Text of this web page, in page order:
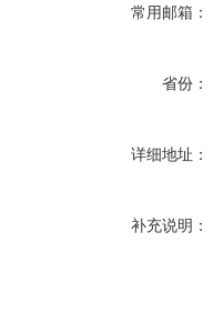
常用邮箱：
省份：
详细地址：
补充说明：